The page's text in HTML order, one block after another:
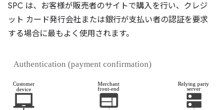
SPC は、お客様が販売者のサイトで購入を行い、クレジ
ット カード発行会社または銀行が支払い者の認証を要求
する場合に最もよく使用されます。